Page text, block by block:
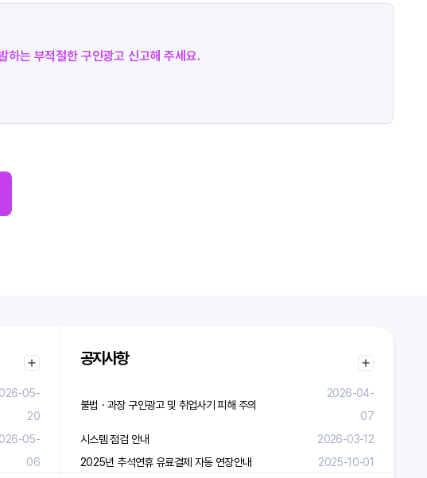
하는 부적절한 구인광고 신고해 주세요.
05-
20
05-
06
공지사항
불법ㆍ과장 구인광고 및 취업사기 피해 주의
2026-04-
07
시스템 점검 안내
2026-03-12
2025년 추석연휴 유료결제 자동 연장안내
2025-10-01